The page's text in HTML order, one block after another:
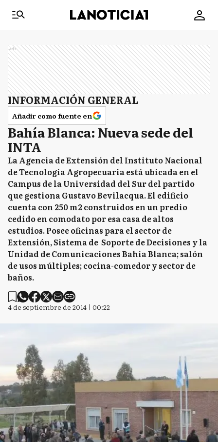
Ads
INFORMACIÓN GENERAL
Añadir como fuente en
Bahía Blanca: Nueva sede del
INTA
La Agencia de Extensión del Instituto Nacional
de Tecnología Agropecuaria está ubicada en el
Campus de la Universidad del Sur del partido
que gestiona Gustavo Bevilacqua. El edificio
cuenta con 250 m2 construidos en un predio
cedido en comodato por esa casa de altos
estudios. Posee oficinas para el sector de
Extensión, Sistema de Soporte de Decisiones y la
Unidad de Comunicaciones Bahía Blanca; salón
de usos múltiples; cocina-comedor y sector de
baños.
4 de septiembre de 2014 | 00:22